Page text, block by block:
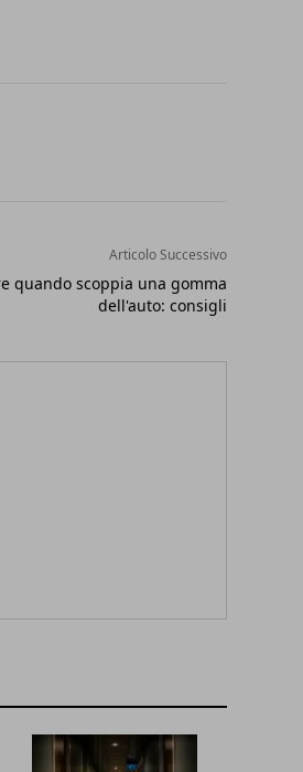
Articolo Successivo
quando scoppia una gomma
dell'auto: consigli